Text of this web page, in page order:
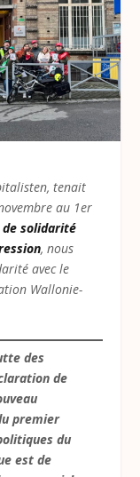
tenait
au 1er
solidarité
, nous
avec le
Wallonie-
des
de
premier
du
est de